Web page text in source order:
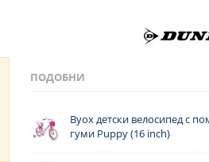
ПОДОБНИ
Byox детски велосипед с
гуми Puppy (16 inch)